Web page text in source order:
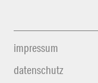
impressum
datenschutz